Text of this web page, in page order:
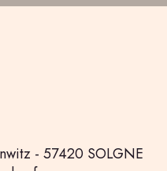
- 57420 SOLGNE